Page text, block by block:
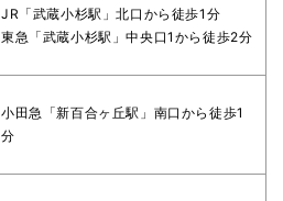
JR「武蔵小杉駅」北口から徒歩1分
東急「武蔵小杉駅」中央口1から徒歩2分
小田急「新百合ヶ丘駅」南口から徒歩1
分